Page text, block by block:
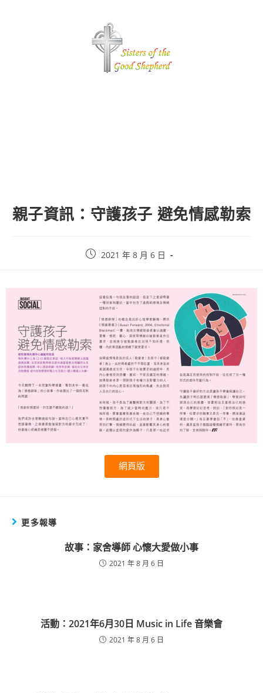
親子資訊：守護孩子 避免情感勒索
2021 年 8 月 6 日
網頁版
更多報導
故事：家舍導師 心懷大愛做小事
2021 年 8 月 6 日
活動：2021年6月30日 Music in Life 音樂會
2021 年 8 月 6 日